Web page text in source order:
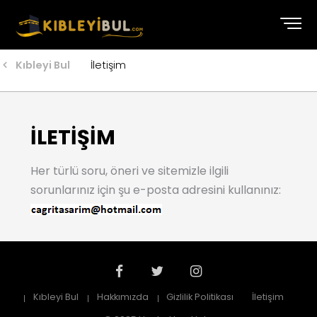
Kıbleyi Bul İletişim
İLETİŞİM
Her türlü soru, öneri ve sitemizle ilgili
sorunlarınız için şu e-posta adresini kullanınız:
Kıbleyi Bul Hakkımızda Gizlilik Politikası
İletişim